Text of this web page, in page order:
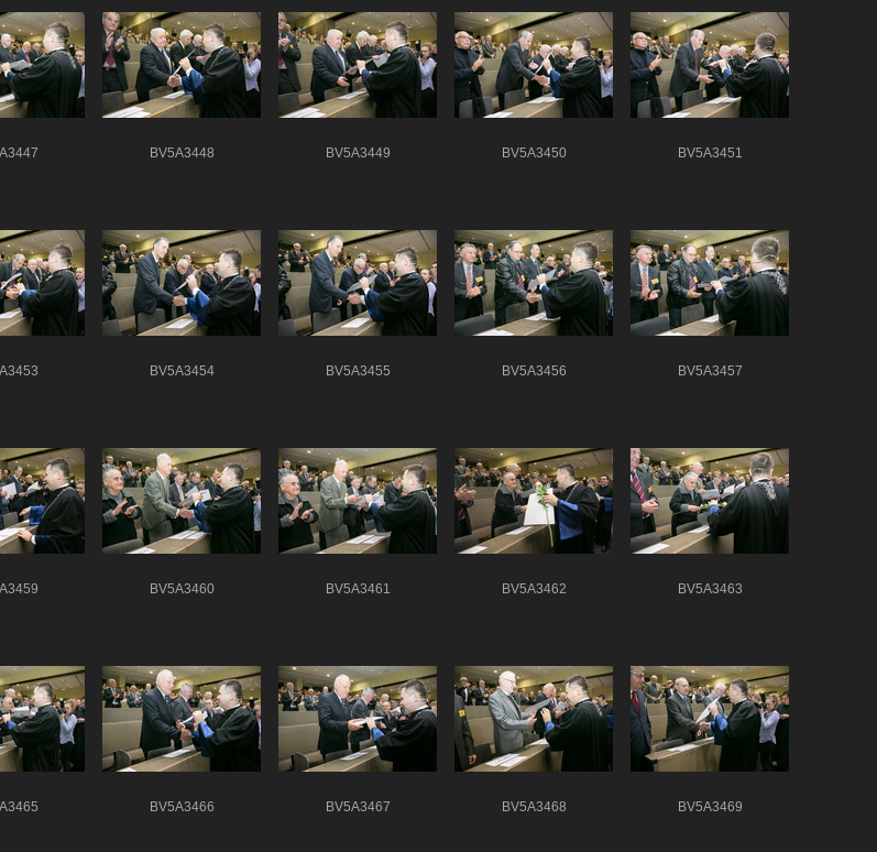
BV5A3448 BV5A3449 BV5A3450 BV5A3451
BV5A3454 BV5A3455 BV5A3456 BV5A3457
BV5A3460 BV5A3461 BV5A3462 BV5A3463
BV5A3466 BV5A3467 BV5A3468 BV5A3469